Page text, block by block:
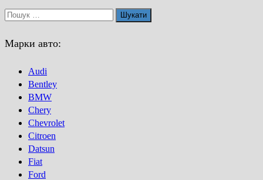
Пошук:
Марки авто:
Audi
Bentley
BMW
Chery
Chevrolet
Citroen
Datsun
Fiat
Ford